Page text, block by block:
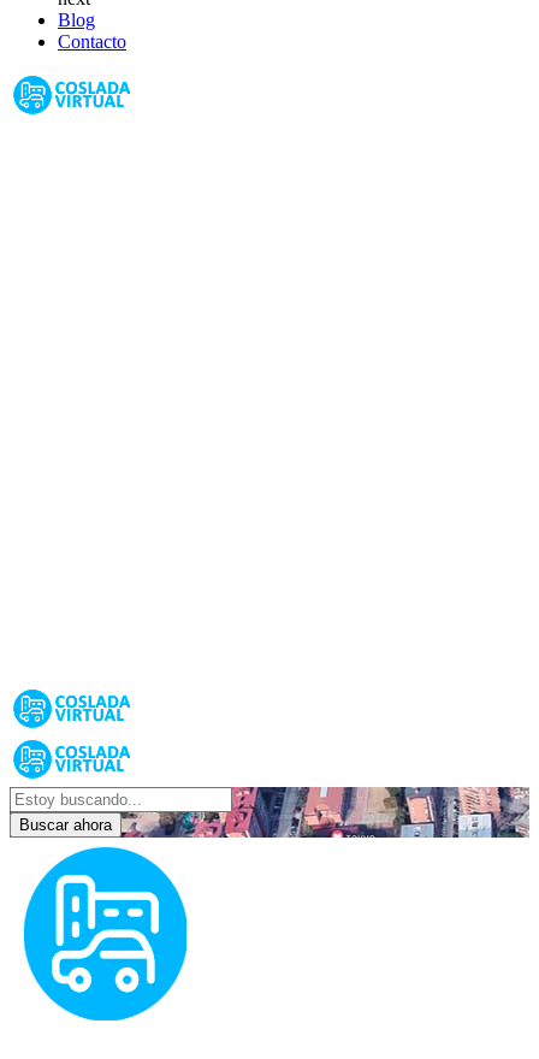
Blog
Contacto
Buscar ahora